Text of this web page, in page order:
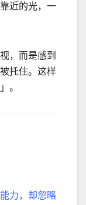
近的光，一
，而是感到
托住。这样
。
力，却忽略